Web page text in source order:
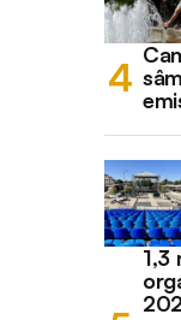
1,3